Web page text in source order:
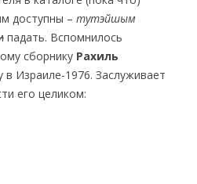
доступны – тутэйшым
падать. Вспомнилось
сборнику Рахиль
Израиле-1976. Заслуживает
его целиком: